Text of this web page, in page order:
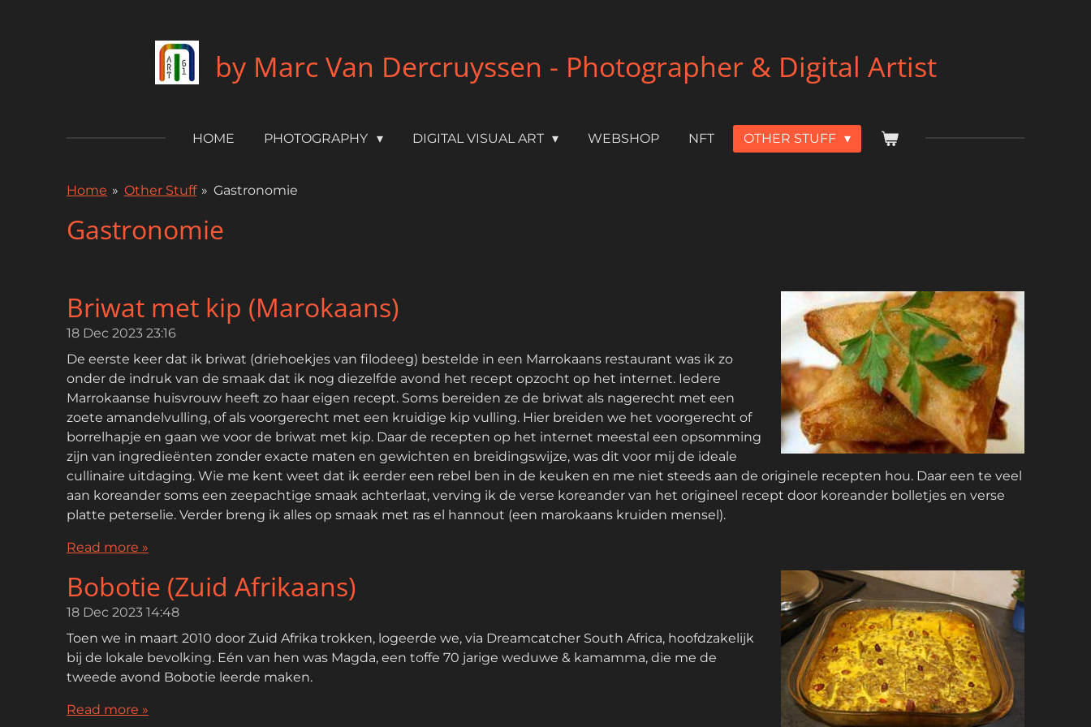
by Marc Van Dercruyssen - Photographer & Digital Artist
HOME PHOTOGRAPHY DIGITAL VISUAL ART WEBSHOP NFT OTHER STUFF
Home » Other Stuff » Gastronomie
Gastronomie
Briwat met kip (Marokaans)
18 Dec 2023 23:16
De eerste keer dat ik briwat (driehoekjes van filodeeg) bestelde in een Marrokaans restaurant was ik zo
onder de indruk van de smaak dat ik nog diezelfde avond het recept opzocht op het internet. Iedere
Marrokaanse huisvrouw heeft zo haar eigen recept. Soms bereiden ze de briwat als nagerecht met een
zoete amandelvulling, of als voorgerecht met een kruidige kip vulling. Hier breiden we het voorgerecht of
borrelhapje en gaan we voor de briwat met kip. Daar de recepten op het internet meestal een opsomming
zijn van ingredieënten zonder exacte maten en gewichten en breidingswijze, was dit voor mij de ideale
cullinaire uitdaging. Wie me kent weet dat ik eerder een rebel ben in de keuken en me niet steeds aan de originele recepten hou. Daar een te veel
aan koreander soms een zeepachtige smaak achterlaat, verving ik de verse koreander van het origineel recept door koreander bolletjes en verse
platte peterselie. Verder breng ik alles op smaak met ras el hannout (een marokaans kruiden mensel).
Read more »
Bobotie (Zuid Afrikaans)
18 Dec 2023 14:48
Toen we in maart 2010 door Zuid Afrika trokken, logeerde we, via Dreamcatcher South Africa, hoofdzakelijk
bij de lokale bevolking. Eén van hen was Magda, een toffe 70 jarige weduwe & kamamma, die me de
tweede avond Bobotie leerde maken.
Read more »